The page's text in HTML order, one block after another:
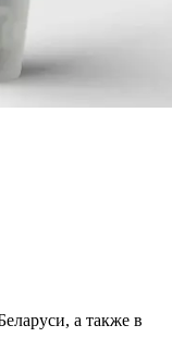
а также в